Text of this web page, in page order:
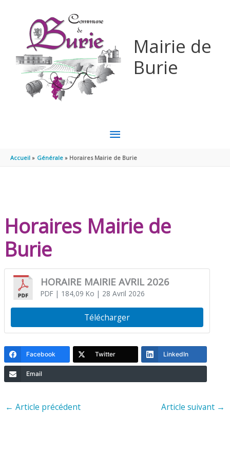
Mairie de
Burie
MENU
PRINCIPAL
Accueil Générale Horaires Mairie de Burie
Horaires Mairie de
Burie
HORAIRE MAIRIE AVRIL 2026
PDF| 184,09 Ko | 28 Avril 2026
Télécharger
Facebook Twitter LinkedIn
Email
← Article précédent Article suivant →